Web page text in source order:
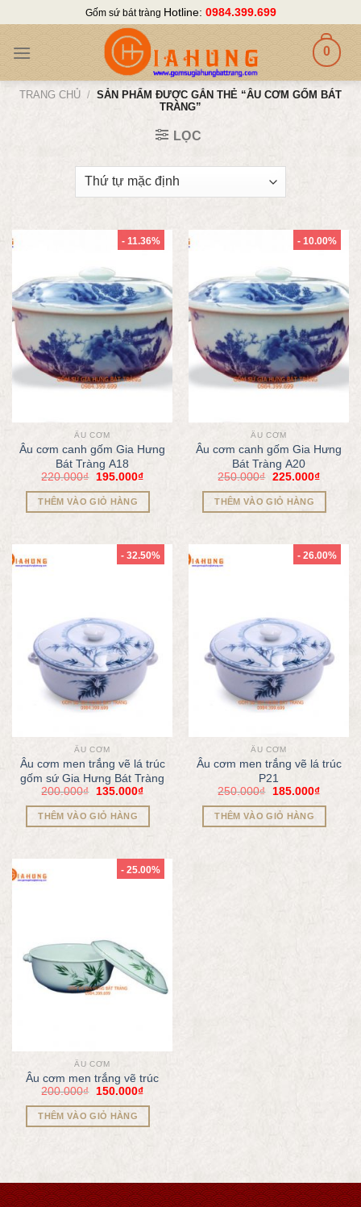
content
Gốm sứ bát tràng Hotline: 0984.399.699
0
TRANG CHỦ / SẢN PHẨM ĐƯỢC GẮN THẺ “ÂU CƠM GỐM BÁT
TRÀNG”
LỌC
- 11.36%
ÂU CƠM
Âu cơm canh gốm Gia Hưng
Bát Tràng A18
220.000₫ 195.000₫
THÊM VÀO GIỎ HÀNG
- 10.00%
ÂU CƠM
Âu cơm canh gốm Gia Hưng
Bát Tràng A20
250.000₫ 225.000₫
THÊM VÀO GIỎ HÀNG
- 32.50%
ÂU CƠM
Âu cơm men trắng vẽ lá trúc
gốm sứ Gia Hưng Bát Tràng
200.000₫ 135.000₫
THÊM VÀO GIỎ HÀNG
- 26.00%
ÂU CƠM
Âu cơm men trắng vẽ lá trúc
P21
250.000₫ 185.000₫
THÊM VÀO GIỎ HÀNG
- 25.00%
ÂU CƠM
Âu cơm men trắng vẽ trúc
200.000₫ 150.000₫
THÊM VÀO GIỎ HÀNG